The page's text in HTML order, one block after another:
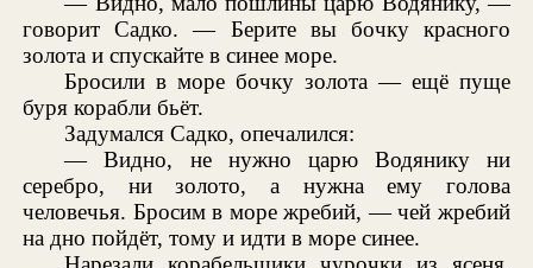
говорит Садко. — Берите вы бочку красного
золота и спускайте в синее море.
Бросили в море бочку золота — ещё пуще
буря корабли бьёт.
Задумался Садко, опечалился:
— Видно, не нужно царю Водянику ни
серебро, ни золото, а нужна ему голова
человечья. Бросим в море жребий, — чей жребий
на дно пойдёт, тому и идти в море синее.